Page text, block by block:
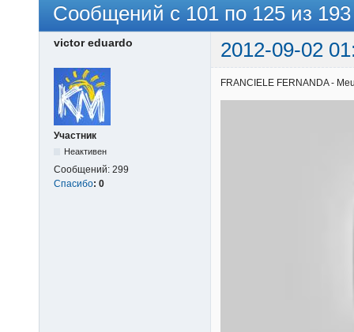
Сообщений с 101 по 125 из 193
victor eduardo 2012-09-02
Участник
Неактивен
Сообщений: 299
Спасибо: 0
FRANCIELE FERNANDA -